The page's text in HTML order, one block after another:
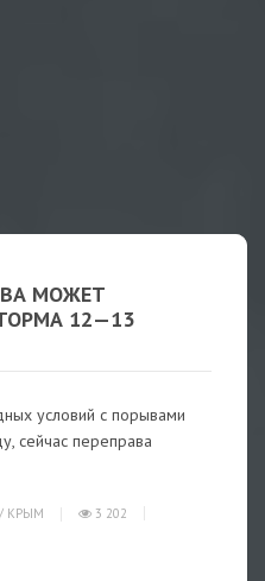
МОЖЕТ
12—13
условий с порывами
сейчас переправа
/ КРЫМ
3 202